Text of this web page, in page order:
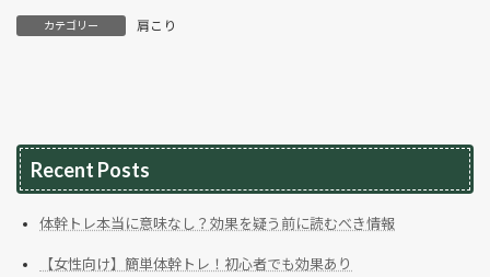
カテゴリー 肩こり
Recent Posts
体幹トレ本当に意味なし？効果を疑う前に読むべき情報
【女性向け】簡単体幹トレ！初心者でも効果あり